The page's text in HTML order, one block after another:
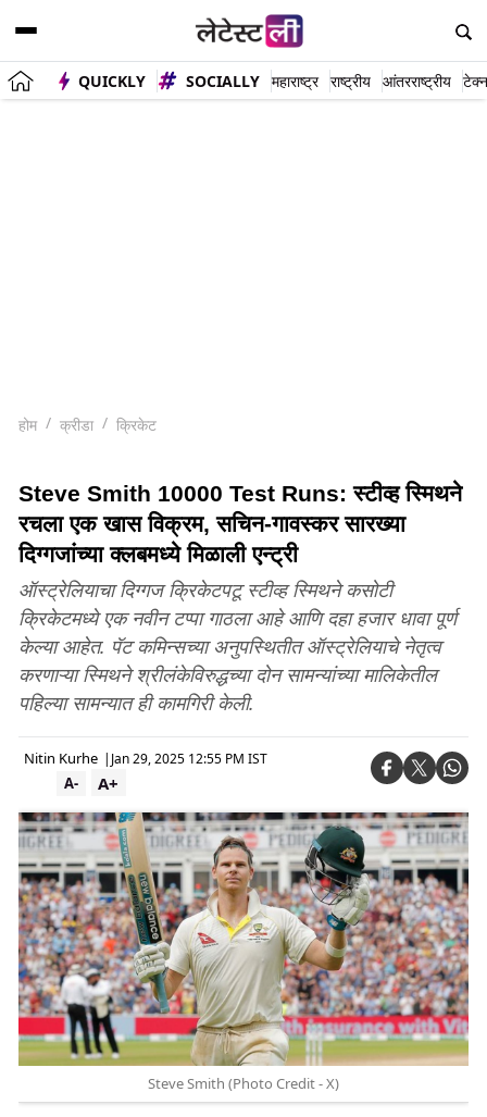
QUICKLY SOCIALLY महाराष्ट्र राष्ट्रीय आंतरराष्ट्रीय
होम क्रीडा क्रिकेट
Steve Smith 10000 Test Runs: स्टीव्ह स्मिथने
रचला एक खास विक्रम, सचिन-गावस्कर सारख्या
दिग्गजांच्या क्लबमध्ये मिळाली एन्ट्री
ऑस्ट्रेलियाचा दिग्गज क्रिकेटपटू स्टीव्ह स्मिथने कसोटी
क्रिकेटमध्ये एक नवीन टप्पा गाठला आहे आणि दहा हजार धावा पूर्ण
केल्या आहेत. पॅट कमिन्सच्या अनुपस्थितीत ऑस्ट्रेलियाचे नेतृत्व
करणाऱ्या स्मिथने श्रीलंकेविरुद्धच्या दोन सामन्यांच्या मालिकेतील
पहिल्या सामन्यात ही कामगिरी केली.
Nitin Kurhe | Jan 29, 2025 12:55 PM IST
A+
A-
Steve Smith (Photo Credit - X)